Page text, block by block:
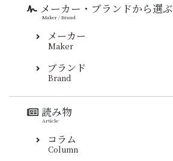
メーカー・ブランドから選ぶ
Maker / Brand
メーカー
Maker
ブランド
Brand
読み物
Article
コラム
Column